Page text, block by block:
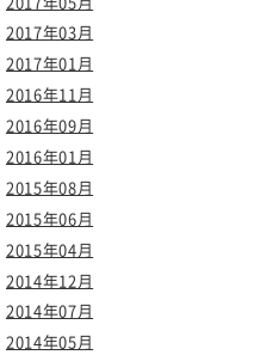
2017年03月
2017年01月
2016年11月
2016年09月
2016年01月
2015年08月
2015年06月
2015年04月
2014年12月
2014年07月
2014年05月